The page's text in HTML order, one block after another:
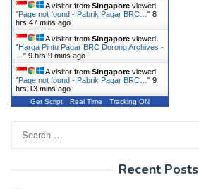
A visitor from Singapore viewed
"Page not found - Pabrik Pagar BRC… " 8
hrs 47 mins ago
A visitor from Singapore viewed
"Harga Pintu Pagar BRC Dorong Archives -
" 9 hrs 9 mins ago
A visitor from Singapore viewed
"Page not found - Pabrik Pagar BRC… " 9
hrs 13 mins ago
Get Script Real Time Tracking ON
for:
Recent Posts